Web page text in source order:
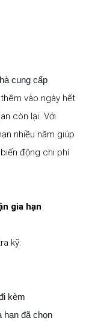
cung cấp
vào ngày hết
còn lại. Với
nhiều năm giúp
động chi phí
gia hạn
kỹ:
kèm
hạn đã chọn